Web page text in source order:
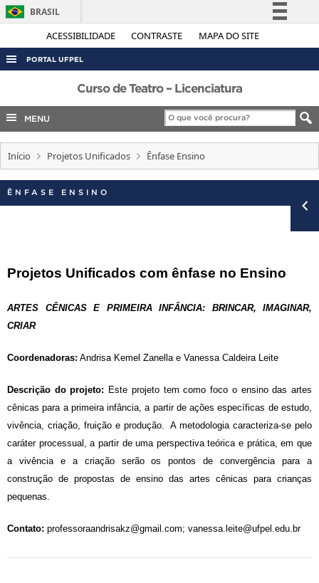
ACESSIBILIDADE CONTRASTE MAPA DO SITE
BRASIL
Simplifique!
Legislação
Canais
PORTAL UFPEL
ACESSO À INFORMAÇÃO
AUDITORIA
COBALTO
CONCURSOS
EDITAIS
INTERNACIONAL
TELEFONES
Curso de Teatro – Licenciatura
MENU
Início Projetos Unificados Ênfase Ensino
ÊNFASE ENSINO
Projetos Unificados com ênfase no Ensino
ARTES CÊNICAS E PRIMEIRA INFÂNCIA: BRINCAR, IMAGINAR,
CRIAR
Coordenadoras: Andrisa Kemel Zanella e Vanessa Caldeira Leite
Descrição do projeto: Este projeto tem como foco o ensino das artes
cênicas para a primeira infância, a partir de ações específicas de estudo,
vivência, criação, fruição e produção. A metodologia caracteriza-se pelo
caráter processual, a partir de uma perspectiva teórica e prática, em que
a vivência e a criação serão os pontos de convergência para a
construção de propostas de ensino das artes cênicas para crianças
pequenas.
Contato: professoraandrisakz@gmail.com; vanessa.leite@ufpel.edu.br